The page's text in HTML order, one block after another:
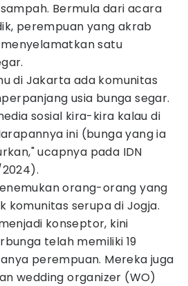
Bermula dari acara
perempuan yang akrab
satu
di Jakarta ada komunitas
usia bunga segar.
sosial kira-kira kalau di
ini (bunga yang ia
ucapnya pada IDN
orang-orang yang
serupa di Jogja.
konseptor, kini
telah memiliki 19
perempuan. Mereka juga
wedding organizer (WO)